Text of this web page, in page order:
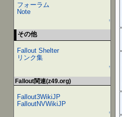
フォーラム
Note
↑
その他
Fallout Shelter
リンク集
↑
Fallout関連(z49.org)
Fallout3WikiJP
FalloutNVWikiJP
↑